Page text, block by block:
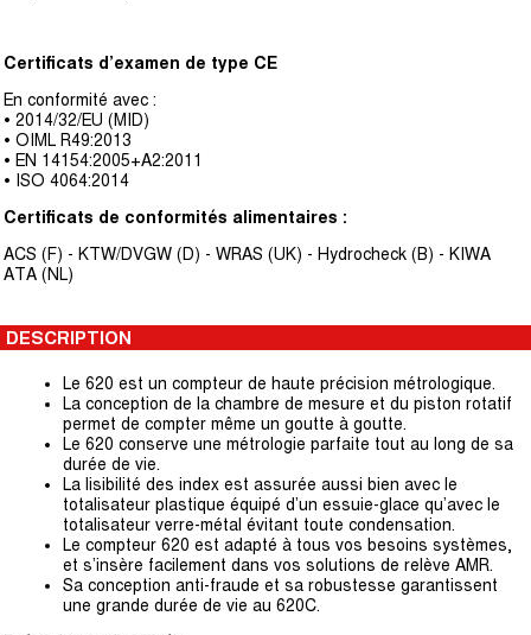
Certificats d’examen de type CE
En conformité avec :
• 2014/32/EU (MID)
• OIML R49:2013
• EN 14154:2005+A2:2011
• ISO 4064:2014
Certificats de conformités alimentaires :
ACS (F) - KTW/DVGW (D) - WRAS (UK) - Hydrocheck (B) - KIWA
ATA (NL)
DESCRIPTION
Le 620 est un compteur de haute précision métrologique.
La conception de la chambre de mesure et du piston rotatif
permet de compter même un goutte à goutte.
Le 620 conserve une métrologie parfaite tout au long de sa
durée de vie.
La lisibilité des index est assurée aussi bien avec le
totalisateur plastique équipé d’un essuie-glace qu’avec le
totalisateur verre-métal évitant toute condensation.
Le compteur 620 est adapté à tous vos besoins systèmes,
et s’insère facilement dans vos solutions de relève AMR.
Sa conception anti-fraude et sa robustesse garantissent
une grande durée de vie au 620C.